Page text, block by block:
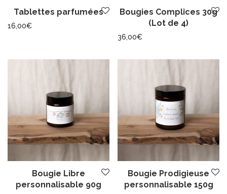
Tablettes parfumées
16,00€
Bougies Complices 30g
(Lot de 4)
36,00€
Bougie Libre
personnalisable 90g
Bougie Prodigieuse
personnalisable 150g